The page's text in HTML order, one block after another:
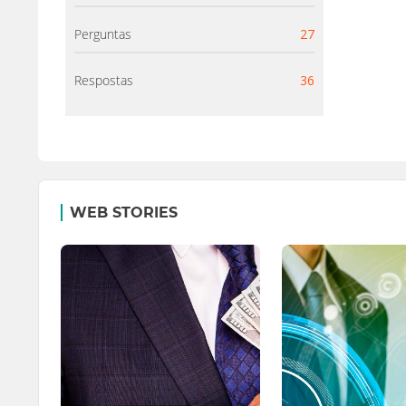
Perguntas 27
Respostas 36
WEB STORIES